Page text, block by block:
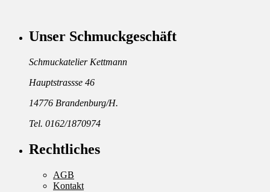
Unser Schmuckgeschäft
Schmuckatelier Kettmann
Hauptstrassse 46
14776 Brandenburg/H.
Tel. 0162/1870974
Rechtliches
AGB
Kontakt